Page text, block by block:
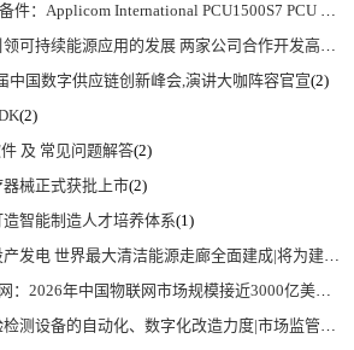
International PCU1500S7 PCU 1500 S7 V4.5.0
展 两家公司合作开发高性能储能和太阳能组串式逆变器方案 以实现可持续的未来
中国数字供应链创新峰会,演讲大咖阵容官宣(2)
(2)
及 常见问题解答(2)
械正式获批上市(2)
智能制造人才培养体系(1)
走廊全面建成|将为建设新型能源体系、保障国家能源安全、实现“双碳”目标提供有力支撑
网市场规模接近3000亿美元 智慧工厂、智慧城市、智慧电网等将占60%以上
字化改造力度|市场监管总局 工业和信息化部 关于促进企业计量能力提升的指导意见